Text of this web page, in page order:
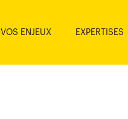
VOS ENJEUX EXPERTISES